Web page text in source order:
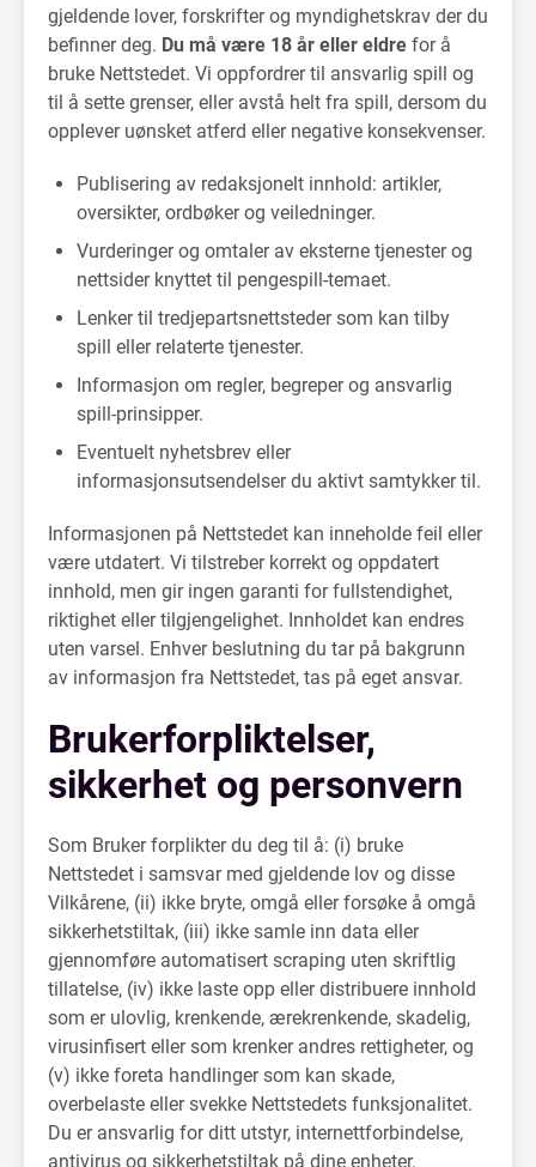
gjeldende lover, forskrifter og myndighetskrav der du
befinner deg. Du må være 18 år eller eldre for å
bruke Nettstedet. Vi oppfordrer til ansvarlig spill og
til å sette grenser, eller avstå helt fra spill, dersom du
opplever uønsket atferd eller negative konsekvenser.
Publisering av redaksjonelt innhold: artikler,
oversikter, ordbøker og veiledninger.
Vurderinger og omtaler av eksterne tjenester og
nettsider knyttet til pengespill-temaet.
Lenker til tredjepartsnettsteder som kan tilby
spill eller relaterte tjenester.
Informasjon om regler, begreper og ansvarlig
spill-prinsipper.
Eventuelt nyhetsbrev eller
informasjonsutsendelser du aktivt samtykker til.
Informasjonen på Nettstedet kan inneholde feil eller
være utdatert. Vi tilstreber korrekt og oppdatert
innhold, men gir ingen garanti for fullstendighet,
riktighet eller tilgjengelighet. Innholdet kan endres
uten varsel. Enhver beslutning du tar på bakgrunn
av informasjon fra Nettstedet, tas på eget ansvar.
Brukerforpliktelser,
sikkerhet og personvern
Som Bruker forplikter du deg til å: (i) bruke
Nettstedet i samsvar med gjeldende lov og disse
Vilkårene, (ii) ikke bryte, omgå eller forsøke å omgå
sikkerhetstiltak, (iii) ikke samle inn data eller
gjennomføre automatisert scraping uten skriftlig
tillatelse, (iv) ikke laste opp eller distribuere innhold
som er ulovlig, krenkende, ærekrenkende, skadelig,
virusinfisert eller som krenker andres rettigheter, og
(v) ikke foreta handlinger som kan skade,
overbelaste eller svekke Nettstedets funksjonalitet.
Du er ansvarlig for ditt utstyr, internettforbindelse,
antivirus og sikkerhetstiltak på dine enheter.